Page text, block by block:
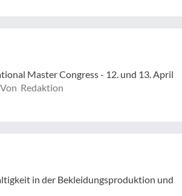
Master Congress - 12. und 13. April
Von Redaktion
in der Bekleidungsproduktion und